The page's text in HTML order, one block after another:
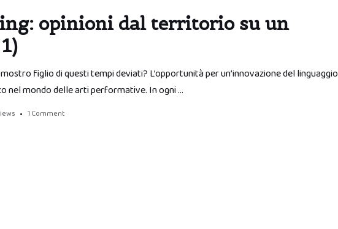
opinioni dal territorio su un
figlio di questi tempi deviati? L’opportunità per un’innovazione del linguaggio
nel mondo delle arti performative. In ogni …
1 Comment